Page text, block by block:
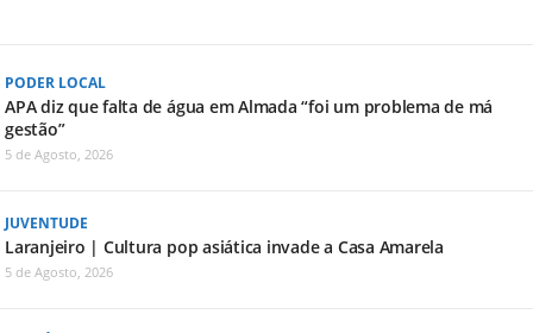
PODER LOCAL
APA diz que falta de água em Almada “foi um problema de má
gestão”
5 de Agosto, 2026
JUVENTUDE
Laranjeiro | Cultura pop asiática invade a Casa Amarela
5 de Agosto, 2026